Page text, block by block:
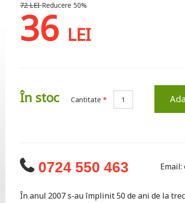
72 LEIReducere 50%
36 LEI
În stoc Cantitate *
0724 550 463 Email:
În anul 2007 s-au împlinit 50 de ani de la